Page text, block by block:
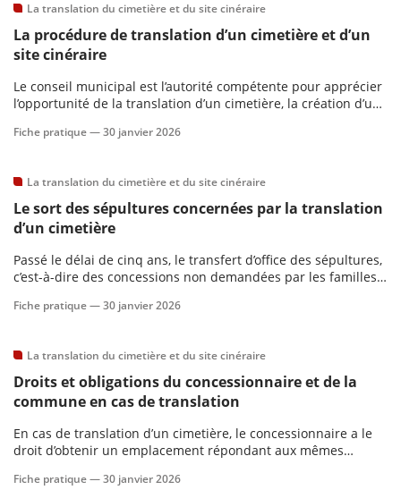
La translation du cimetière et du site cinéraire
La procédure de translation d’un cimetière et d’un
site cinéraire
Le conseil municipal est l’autorité compétente pour apprécier
l’opportunité de la translation d’un cimetière, la création d’une
Fiche pratique —30 janvier 2026
La translation du cimetière et du site cinéraire
Le sort des sépultures concernées par la translation
d’un cimetière
Passé le délai de cinq ans, le transfert d’office des sépultures,
c’est-à-dire des concessions non demandées par les familles,
Fiche pratique —30 janvier 2026
La translation du cimetière et du site cinéraire
Droits et obligations du concessionnaire et de la
commune en cas de translation
En cas de translation d’un cimetière, le concessionnaire a le
droit d’obtenir un emplacement répondant aux mêmes
même superficie et pour le temps de validité de la concession
Fiche pratique —30 janvier 2026